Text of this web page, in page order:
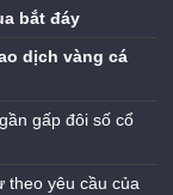
bắt đáy
dịch vàng cá
gấp đôi số cổ
theo yêu cầu của